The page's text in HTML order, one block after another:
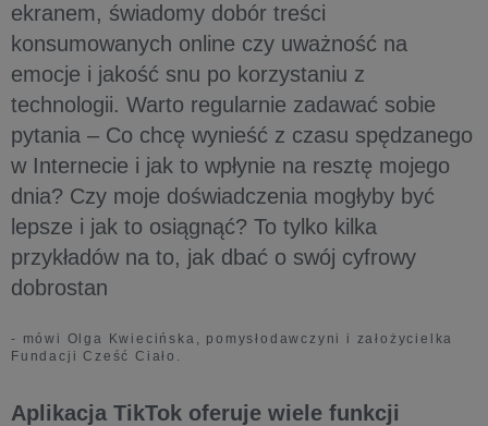
ekranem, świadomy dobór treści
konsumowanych online czy uważność na
emocje i jakość snu po korzystaniu z
technologii. Warto regularnie zadawać sobie
pytania – Co chcę wynieść z czasu spędzanego
w Internecie i jak to wpłynie na resztę mojego
dnia? Czy moje doświadczenia mogłyby być
lepsze i jak to osiągnąć? To tylko kilka
przykładów na to, jak dbać o swój cyfrowy
dobrostan
- mówi Olga Kwiecińska, pomysłodawczyni i założycielka
Fundacji Cześć Ciało.
Aplikacja TikTok oferuje wiele funkcji